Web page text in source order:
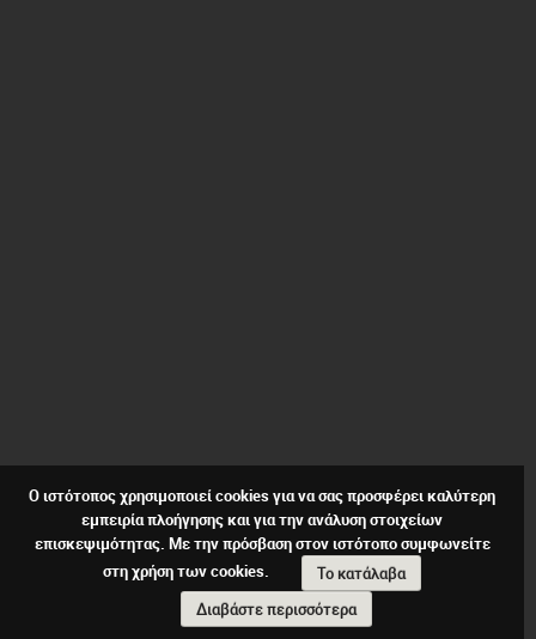
Ο ιστότοπος χρησιμοποιεί cookies για να σας προσφέρει καλύτερη
εμπειρία πλοήγησης και για την ανάλυση στοιχείων
επισκεψιμότητας. Με την πρόσβαση στον ιστότοπο συμφωνείτε
στη χρήση των cookies.
Το κατάλαβα
Διαβάστε περισσότερα